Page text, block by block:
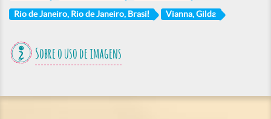
Rio de Janeiro, Rio de Janeiro, Brasil Vianna, Gilda
Sobre o uso de imagens